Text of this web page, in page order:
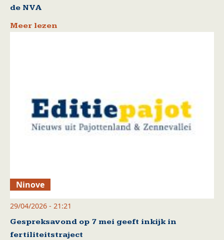
de NVA
Meer lezen
Ninove
29/04/2026 - 21:21
Gespreksavond op 7 mei geeft inkijk in
fertiliteitstraject